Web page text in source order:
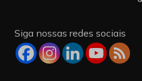
Siga nossas redes sociais